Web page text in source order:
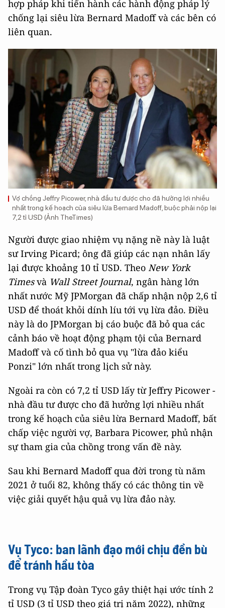
hợp pháp khi tiến hành các hành động pháp lý
chống lại siêu lừa Bernard Madoff và các bên có
liên quan.
Vợ chồng Jeffry Picower, nhà đầu tư được cho đã hưởng lợi nhiều
nhất trong kế hoạch của siêu lừa Bernard Madoff, buộc phải nộp lại
7,2 tỉ USD (Ảnh TheTimes)
Người được giao nhiệm vụ nặng nề này là luật
sư Irving Picard; ông đã giúp các nạn nhân lấy
lại được khoảng 10 tỉ USD. Theo New York
Timesvà Wall Street Journal, ngân hàng lớn
nhất nước Mỹ JPMorgan đã chấp nhận nộp 2,6 tỉ
USD để thoát khỏi dính líu tới vụ lừa đảo. Điều
này là do JPMorgan bị cáo buộc đã bỏ qua các
cảnh báo về hoạt động phạm tội của Bernard
Madoff và cố tình bỏ qua vụ "lừa đảo kiểu
Ponzi" lớn nhất trong lịch sử này.
Ngoài ra còn có 7,2 tỉ USD lấy từ Jeffry Picower -
nhà đầu tư được cho đã hưởng lợi nhiều nhất
trong kế hoạch của siêu lừa Bernard Madoff, bất
chấp việc người vợ, Barbara Picower, phủ nhận
sự tham gia của chồng trong vấn đề này.
Sau khi Bernard Madoff qua đời trong tù năm
2021 ở tuổi 82, không thấy có các thông tin về
việc giải quyết hậu quả vụ lừa đảo này.
Vụ Tyco: ban lãnh đạo mới chịu đền bù
để tránh hầu tòa
Trong vụ Tập đoàn Tyco gây thiệt hại ước tính 2
tỉ USD (3 tỉ USD theo giá trị năm 2022), những